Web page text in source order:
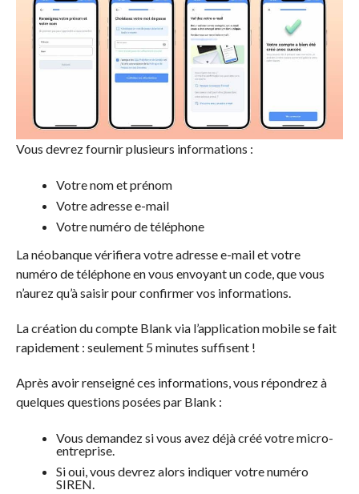
Vous devrez fournir plusieurs informations :
Votre nom et prénom
Votre adresse e-mail
Votre numéro de téléphone
La néobanque vérifiera votre adresse e-mail et votre
numéro de téléphone en vous envoyant un code, que vous
n’aurez qu’à saisir pour confirmer vos informations.
La création du compte Blank via l’application mobile se fait
rapidement : seulement 5 minutes suffisent !
Après avoir renseigné ces informations, vous répondrez à
quelques questions posées par Blank :
Vous demandez si vous avez déjà créé votre micro-
entreprise.
Si oui, vous devrez alors indiquer votre numéro
SIREN.